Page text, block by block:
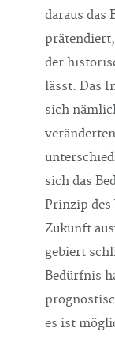
daraus das
der
lässt. Das
sich
sich das
Prinzip des
Zukunft
gebiert
Bedürfnis
es ist